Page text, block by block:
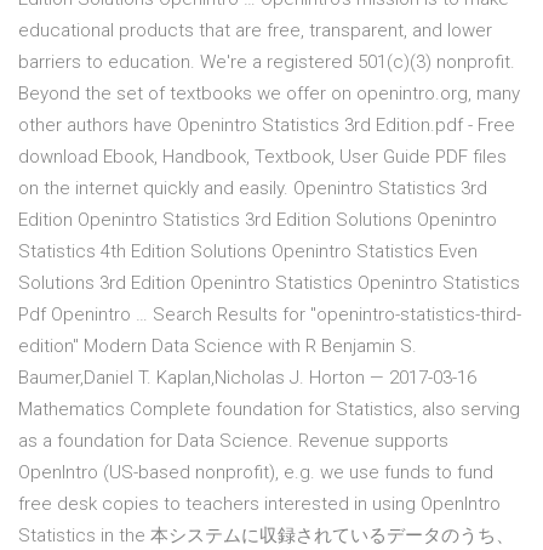
educational products that are free, transparent, and lower
barriers to education. We're a registered 501(c)(3) nonprofit.
Beyond the set of textbooks we offer on openintro.org, many
other authors have Openintro Statistics 3rd Edition.pdf - Free
download Ebook, Handbook, Textbook, User Guide PDF files
on the internet quickly and easily. Openintro Statistics 3rd
Edition Openintro Statistics 3rd Edition Solutions Openintro
Statistics 4th Edition Solutions Openintro Statistics Even
Solutions 3rd Edition Openintro Statistics Openintro Statistics
Pdf Openintro … Search Results for "openintro-statistics-third-
edition" Modern Data Science with R Benjamin S.
Baumer,Daniel T. Kaplan,Nicholas J. Horton — 2017-03-16
Mathematics Complete foundation for Statistics, also serving
as a foundation for Data Science. Revenue supports
OpenIntro (US-based nonprofit), e.g. we use funds to fund
free desk copies to teachers interested in using OpenIntro
Statistics in the 本システムに収録されているデータのうち、